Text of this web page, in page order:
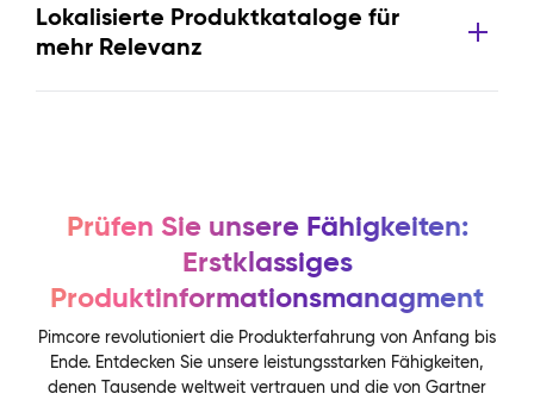
Lokalisierte Produktkataloge für
mehr Relevanz
Prüfen Sie unsere Fähigkeiten:
Erstklassiges
Produktinformationsmanagment
Pimcore revolutioniert die Produkterfahrung von Anfang bis
Ende. Entdecken Sie unsere leistungsstarken Fähigkeiten,
denen Tausende weltweit vertrauen und die von Gartner